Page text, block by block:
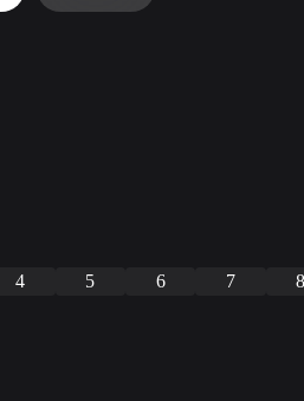
4 5 6 7